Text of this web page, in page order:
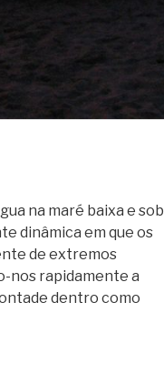
na maré baixa e sob
dinâmica em que os
de extremos
nos rapidamente a
dentro como